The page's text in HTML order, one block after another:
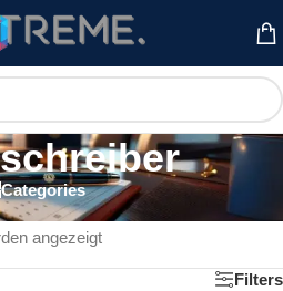
Categories
angezeigt
Filters